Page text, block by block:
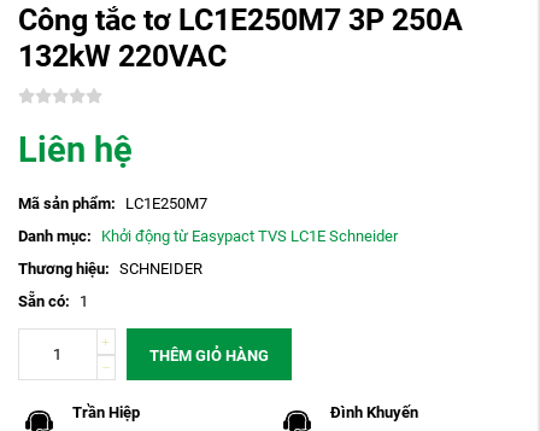
Công tắc tơ LC1E250M7 3P 250A
132kW 220VAC
Liên hệ
Mã sản phẩm:
LC1E250M7
Danh mục:
Khởi động từ Easypact TVS LC1E Schneider
Thương hiệu: SCHNEIDER
Sẵn có:
1
THÊM GIỎ HÀNG
Trần Hiệp Đình Khuyến